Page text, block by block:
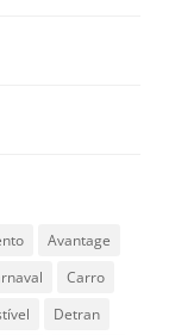
Avantage
Carro
Detran